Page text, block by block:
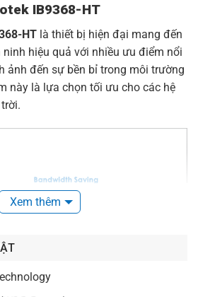
IB9368-HT
HT là thiết bị hiện đại mang đến
hiệu quả với nhiều ưu điểm nổi
ảnh đến sự bền bỉ trong môi trường
này là lựa chọn tối ưu cho các hệ
tiết kiệm băng thông
Xem thêm